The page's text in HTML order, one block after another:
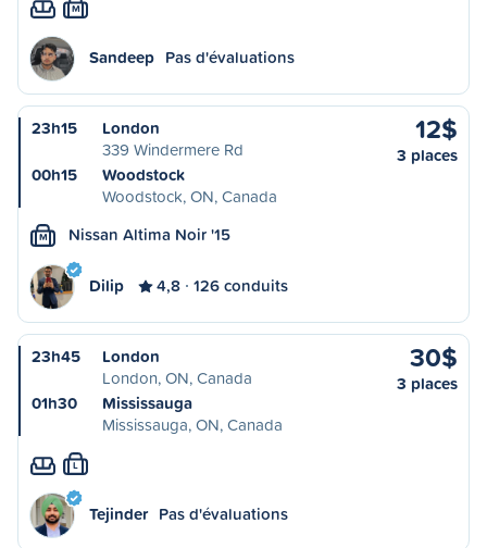
M
Sandeep Pas d'évaluations
23h15
London
339 Windermere Rd
00h15
Woodstock
Woodstock, ON, Canada
12$
3 places
M Nissan Altima Noir '15
Dilip 4,8 126 conduits
23h45
London
London, ON, Canada
01h30
Mississauga
Mississauga, ON, Canada
30$
3 places
L
Tejinder Pas d'évaluations